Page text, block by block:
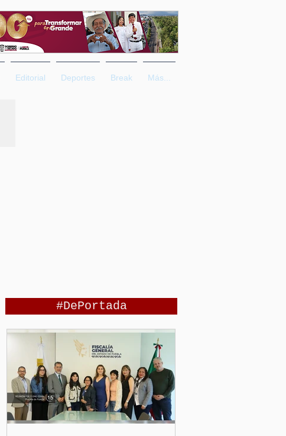
Editorial Deportes Break Más...
#DePortada